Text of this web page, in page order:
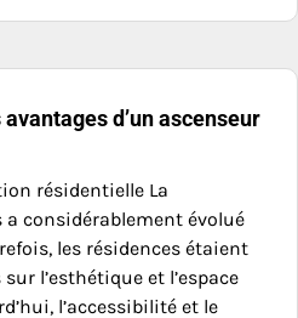
d’un ascenseur
résidentielle La
considérablement évolué
les résidences étaient
l’esthétique et l’espace
l’accessibilité et le